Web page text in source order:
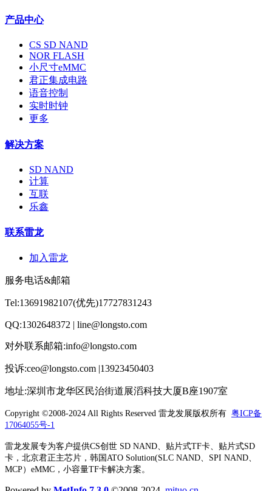
产品中心
CS SD NAND
NOR FLASH
小尺寸eMMC
君正集成电路
语音控制
实时时钟
更多
解决方案
SD NAND
计算
互联
乐鑫
联系雷龙
加入雷龙
服务电话&邮箱
Tel:13691982107(优先)17727831243
QQ:1302648372 | line@longsto.com
对外联系邮箱:info@longsto.com
投诉:ceo@longsto.com |13923450403
地址:深圳市龙华区民治街道展滔科技大厦B座1907室
Copyright ©2008-2024 All Rights Reserved 雷龙发展版权所有 粤ICP备
17064055号-1
雷龙发展专为客户提供CS创世 SD NAND、贴片式TF卡、贴片式SD
卡，北京君正主芯片，韩国ATO Solution(SLC NAND、SPI NAND、
MCP）eMMC，小容量TF卡解决方案。